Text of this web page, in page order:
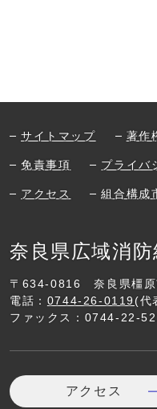
サイトマップ 著作
免責事項 プライバ
アクセス 組合構成
奈良県広域消防
〒634-0816
奈良県橿
電話： 0744-26-0119 (代
ファックス：0744-22-
アクセス